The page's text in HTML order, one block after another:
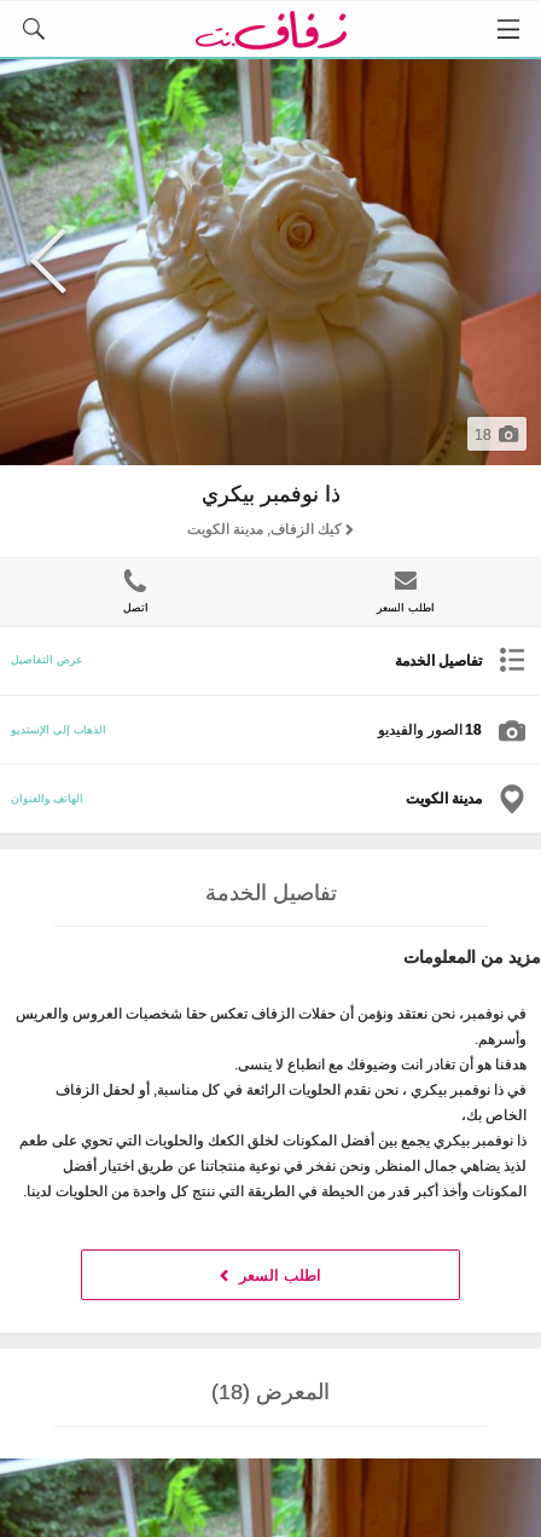
18
ذا نوفمبر بيكري
كيك الزفاف, مدينة الكويت
اطلب السعر اتصل
تفاصيل الخدمة عرض التفاصيل
18 الصور والفيديو الذهاب إلى الإستديو
مدينة الكويت الهاتف والعنوان
تفاصيل الخدمة
مزيد من المعلومات
في نوفمبر، نحن نعتقد ونؤمن أن حفلات الزفاف تعكس حقا شخصيات العروس والعريس
وأسرهم.
هدفنا هو أن تغادر انت وضيوفك مع انطباع لا ينسى.
في ذا نوفمبر بيكري ، نحن نقدم الحلويات الرائعة في كل مناسبة, أو لحفل الزفاف
الخاص بك،
ذا نوفمبر بيكري يجمع بين أفضل المكونات لخلق الكعك والحلويات التي تحوي على طعم
لذيذ يضاهي جمال المنظر, ونحن نفخر في نوعية منتجاتنا عن طريق اختيار أفضل
المكونات وأخذ أكبر قدر من الحيطة في الطريقة التي ننتج كل واحدة من الحلويات لدينا.
اطلب السعر
المعرض (18)